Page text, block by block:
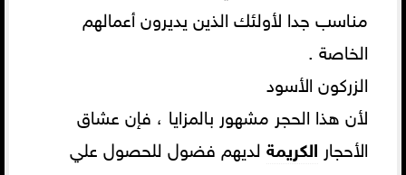
مناسب جدا لأولئك الذين يديرون أعمالهم
الخاصة .
الزركون الأسود
لأن هذا الحجر مشهور بالمزايا ، فإن عشاق
الأحجار الكريمة لديهم فضول للحصول علي